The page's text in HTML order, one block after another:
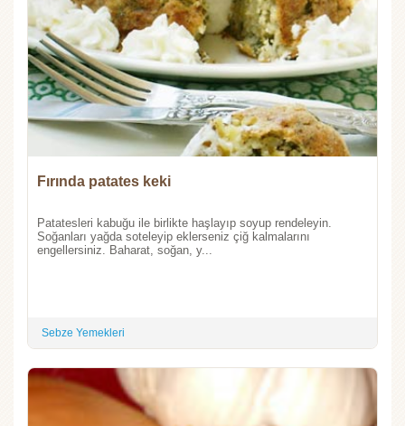
Fırında patates keki
Patatesleri kabuğu ile birlikte haşlayıp soyup rendeleyin.
Soğanları yağda soteleyip eklerseniz çiğ kalmalarını
engellersiniz. Baharat, soğan, y...
Sebze Yemekleri